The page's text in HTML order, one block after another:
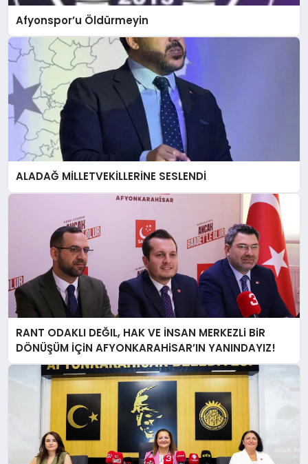
Afyonspor’u Öldürmeyin
ALADAĞ MİLLETVEKİLLERİNE SESLENDİ
RANT ODAKLI DEĞIL, HAK VE İNSAN MERKEZLi BiR
DÖNÜŞÜM İÇiN AFYONKARAHiSAR’IN YANINDAYIZ!